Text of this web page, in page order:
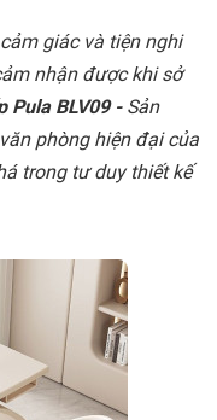
giác và tiện nghi
nhận được khi sở
Pula BLV09 - Sản
phòng hiện đại của
trong tư duy thiết kế